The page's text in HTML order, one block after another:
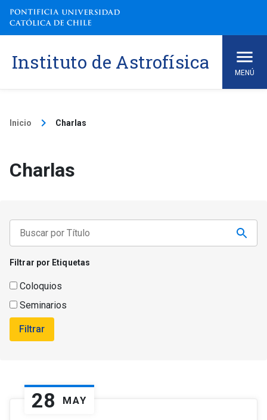
Skip
content
Instituto de Astrofísica MENÚ
Inicio keyboard_arrow_right Charlas
Charlas
Filtrar por Etiquetas
Coloquios
Seminarios
Filtrar
28 MAY